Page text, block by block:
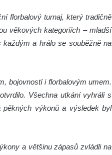
florbalový turnaj, který tradičně
věkových kategoriích – mladší
a hrálo se souběžně na
bojovností i florbalovým umem.
Všechna utkání vyhráli s
výkonů a výsledek byl
a většinu zápasů zvládli na